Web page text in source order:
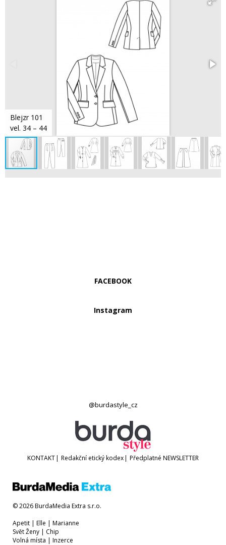
Blejzr 101
vel. 34 – 44
FACEBOOK
Instagram
@burdastyle_cz
KONTAKT Redakční etický kodex Předplatné NEWSLETTER
© 2026 BurdaMedia Extra s.r.o.
Apetit
Elle
Marianne
Svět Ženy
Chip
Volná místa
Inzerce